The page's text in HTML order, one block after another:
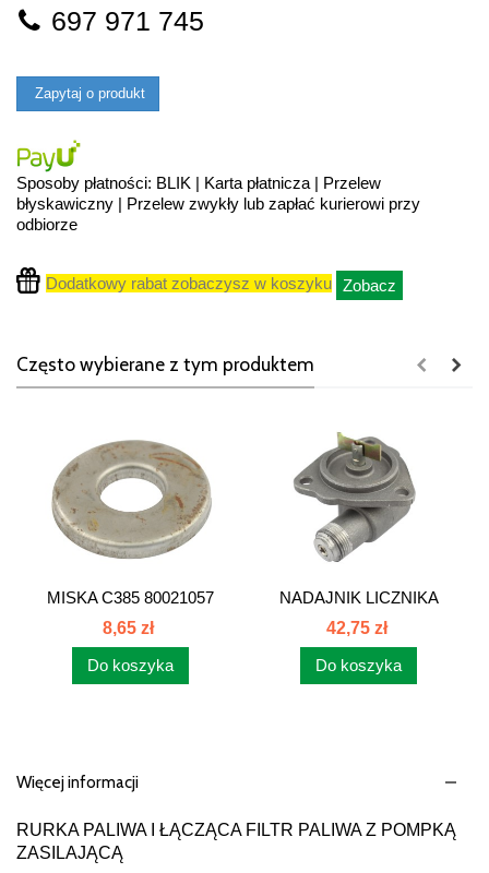
697 971 745
Zapytaj o produkt
Sposoby płatności: BLIK | Karta płatnicza | Przelew
błyskawiczny | Przelew zwykły lub zapłać kurierowi przy
odbiorze
Dodatkowy rabat zobaczysz w koszyku Zobacz
Często wybierane z tym produktem
MISKA C385 80021057
8,65 zł
Do koszyka
NADAJNIK LICZNIKA
MTG MTZ PT3802010
42,75 zł
Do koszyka
Więcej informacji
RURKA PALIWA I ŁĄCZĄCA FILTR PALIWA Z POMPKĄ
ZASILAJĄCĄ